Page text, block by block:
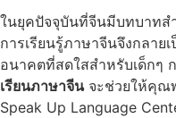
ในยุคปัจจุบันที่จีนมีบทบาทส
การเรียนรู้ภาษาจีนจึงกลาย
อนาคตที่สดใสสำหรับเด็กๆ
เรียนภาษาจีนจะช่วยให้คุณ
Speak Up Language